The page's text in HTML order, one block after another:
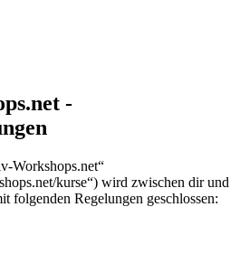
-
Workshops.net“
kurse“) wird zwischen dir und
folgenden Regelungen geschlossen: